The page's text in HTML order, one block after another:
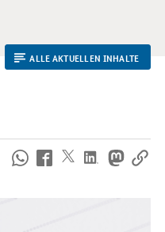
ALLE AKTUELLEN INHALTE